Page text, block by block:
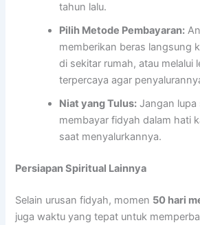
tahun lalu.
Pilih Metode Pembayaran:
memberikan beras langsung
di sekitar rumah, atau melalui
terpercaya agar
Niat yang Tulus: Jangan
membayar fidyah dalam hati
saat menyalurkannya.
Persiapan Spiritual Lainnya
Selain urusan fidyah, momen 50 hari
juga waktu yang tepat untuk